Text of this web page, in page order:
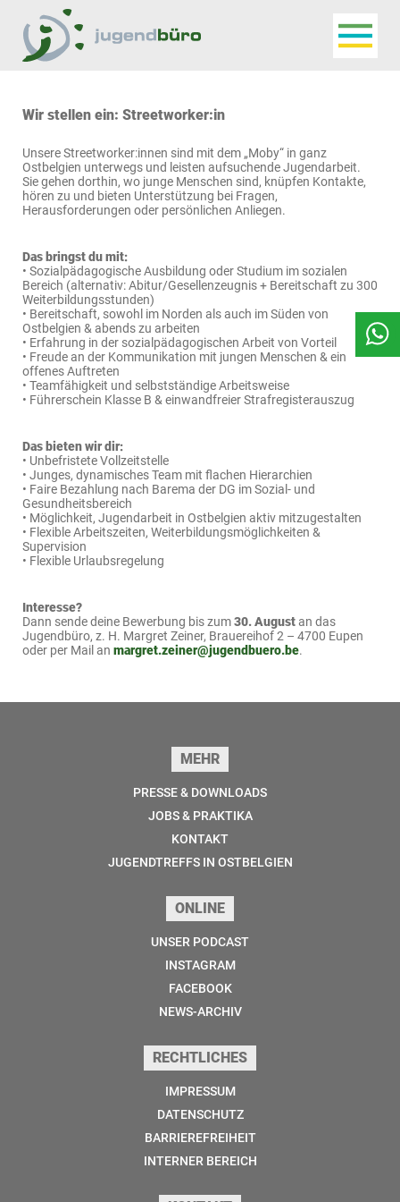
Wir stellen ein: Streetworker:in
Unsere Streetworker:innen sind mit dem „Moby“ in ganz
Ostbelgien unterwegs und leisten aufsuchende Jugendarbeit.
Sie gehen dorthin, wo junge Menschen sind, knüpfen Kontakte,
hören zu und bieten Unterstützung bei Fragen,
Herausforderungen oder persönlichen Anliegen.
Das bringst du mit:
• Sozialpädagogische Ausbildung oder Studium im sozialen
Bereich (alternativ: Abitur/Gesellenzeugnis + Bereitschaft zu 300
Weiterbildungsstunden)
• Bereitschaft, sowohl im Norden als auch im Süden von
Ostbelgien & abends zu arbeiten
• Erfahrung in der sozialpädagogischen Arbeit von Vorteil
• Freude an der Kommunikation mit jungen Menschen & ein
offenes Auftreten
• Teamfähigkeit und selbstständige Arbeitsweise
• Führerschein Klasse B & einwandfreier Strafregisterauszug
Das bieten wir dir:
• Unbefristete Vollzeitstelle
• Junges, dynamisches Team mit flachen Hierarchien
• Faire Bezahlung nach Barema der DG im Sozial- und
Gesundheitsbereich
• Möglichkeit, Jugendarbeit in Ostbelgien aktiv mitzugestalten
• Flexible Arbeitszeiten, Weiterbildungsmöglichkeiten &
Supervision
• Flexible Urlaubsregelung
Interesse?
Dann sende deine Bewerbung bis zum30. Augustan das
Jugendbüro, z. H. Margret Zeiner, Brauereihof 2 – 4700 Eupen
oder per Mail an margret.zeiner@jugendbuero.be.
MEHR
PRESSE & DOWNLOADS
JOBS & PRAKTIKA
KONTAKT
JUGENDTREFFS IN OSTBELGIEN
ONLINE
UNSER PODCAST
INSTAGRAM
FACEBOOK
NEWS-ARCHIV
RECHTLICHES
IMPRESSUM
DATENSCHUTZ
BARRIEREFREIHEIT
INTERNER BEREICH